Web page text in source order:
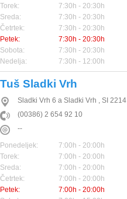
Torek:
7:30h - 20:30h
Sreda:
7:30h - 20:30h
Četrtek:
7:30h - 20:30h
Petek:
7:30h - 20:30h
Sobota:
7:30h - 20:30h
Nedelja:
7:30h - 12:00h
Tuš Sladki Vrh
Sladki Vrh 6 a Sladki Vrh , SI 2214
(00386) 2 654 92 10
--
Ponedeljek:
7:00h - 20:00h
Torek:
7:00h - 20:00h
Sreda:
7:00h - 20:00h
Četrtek:
7:00h - 20:00h
Petek:
7:00h - 20:00h